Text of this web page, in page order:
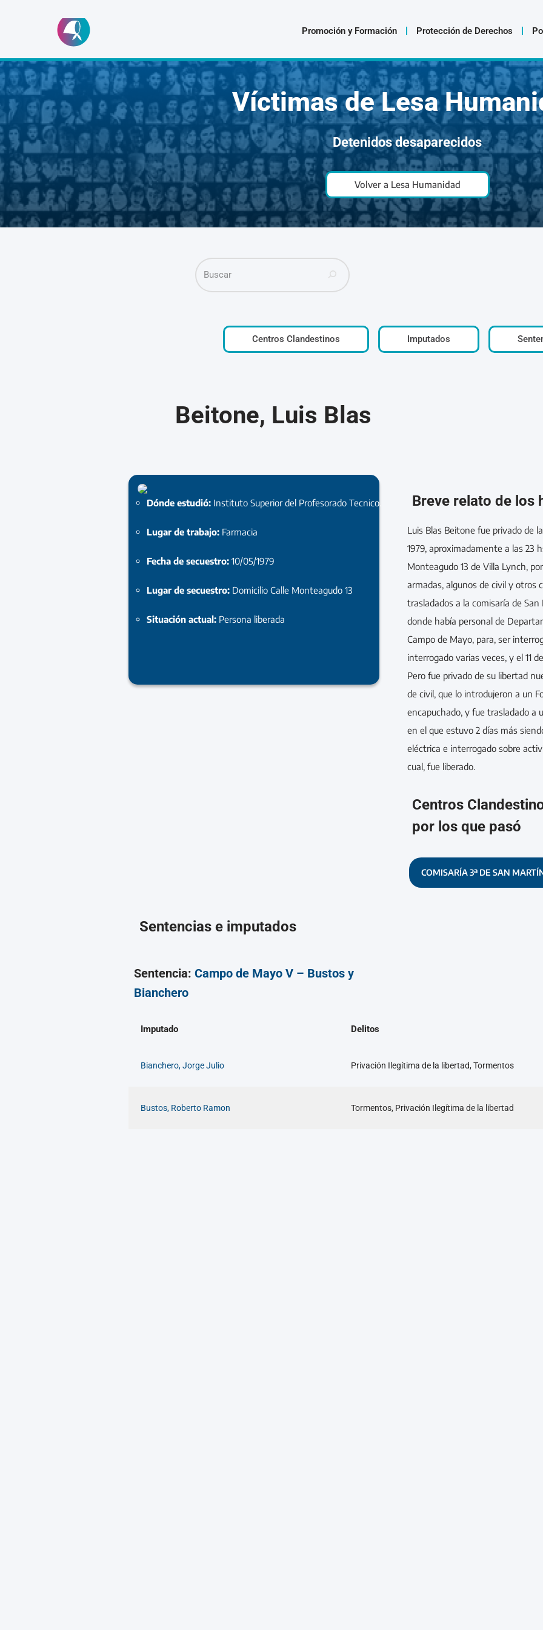
al
contenido
Promoción y Formación Protección de Derechos
Víctimas de Lesa
Detenidos desaparecidos
Volver a Lesa Humanidad
Centros Clandestinos Imputados
Beitone, Luis Blas
Dónde estudió: Instituto Superior del Profesorado Tecnico.
Lugar de trabajo: Farmacia
Fecha de secuestro:10/05/1979
Lugar de secuestro: Domicilio Calle Monteagudo 13
Situación actual: Persona liberada
Breve relato de los
Luis Blas Beitone fue privado de
1979, aproximadamente a las 23
Monteagudo 13 de Villa Lynch,
armadas, algunos de civil y otros
trasladados a la comisaría de
donde había personal de
Campo de Mayo, para, ser
interrogado varias veces, y el 11
Pero fue privado de su libertad
de civil, que lo introdujeron a un
encapuchado, y fue trasladado a
en el que estuvo 2 días más
eléctrica e interrogado sobre
cual, fue liberado.
Centros
por los que pasó
COMISARÍA 3ª DE SAN
Sentencias e imputados
Sentencia:Campo de Mayo V – Bustos y
Bianchero
Imputado Delitos
Bianchero, Jorge Julio Privación Ilegítima de la libertad, Tormentos
Bustos, Roberto Ramon Tormentos, Privación Ilegítima de la libertad